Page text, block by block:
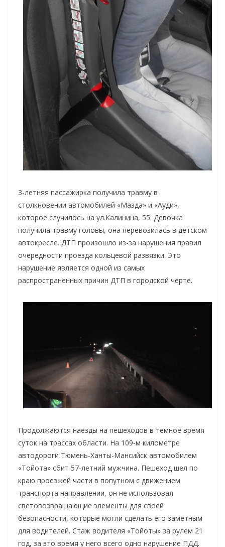
3-летняя пассажирка получила травму в
столкновении автомобилей «Мазда» и «Ауди»,
которое случилось на ул.Калинина, 55. Девочка
получила травму головы, она перевозилась в детском
автокресле. ДТП произошло из-за нарушения правил
очередности проезда кольцевой развязки. Это
нарушение является одной из самых
распространенных причин ДТП в городской черте.
Продолжаются наезды на пешеходов в темное время
суток на трассах области. На 109-м километре
автодороги Тюмень-Ханты-Мансийск автомобилем
«Тойота» сбит 57-летний мужчина. Пешеход шел по
краю проезжей части в попутном с движением
транспорта направлении, он не использовал
световозвращающие элементы для своей
безопасности, которые могли сделать его заметным
для водителей. Стаж водителя «Тойоты» за рулем 21
год, за это время у него всего одно нарушение ПДД.